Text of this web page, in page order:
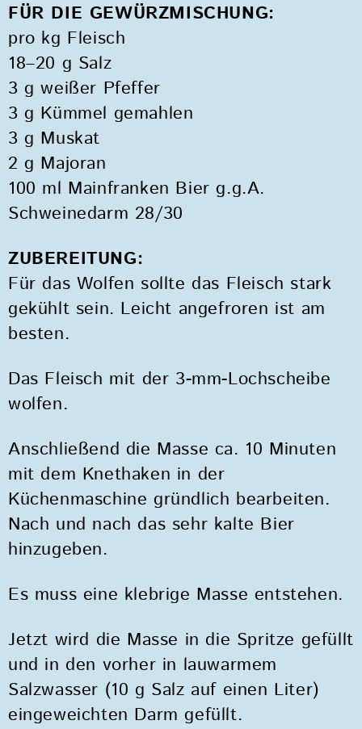
FÜR DIE GEWÜRZMISCHUNG:
pro kg Fleisch
18–20 g Salz
3 g weißer Pfeffer
3 g Kümmel gemahlen
3 g Muskat
2 g Majoran
100 ml Mainfranken Bier g.g.A.
Schweinedarm 28/30
ZUBEREITUNG:
Für das Wolfen sollte das Fleisch stark
gekühlt sein. Leicht angefroren ist am
besten.
Das Fleisch mit der 3-mm-Lochscheibe
wolfen.
Anschließend die Masse ca. 10 Minuten
mit dem Knethaken in der
Küchenmaschine gründlich bearbeiten.
Nach und nach das sehr kalte Bier
hinzugeben.
Es muss eine klebrige Masse entstehen.
Jetzt wird die Masse in die Spritze gefüllt
und in den vorher in lauwarmem
Salzwasser (10 g Salz auf einen Liter)
eingeweichten Darm gefüllt.